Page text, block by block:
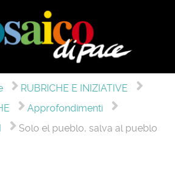
RUBRICHE E INIZIATIVE
Approfondimenti
Solo el pueblo, salva al pueblo